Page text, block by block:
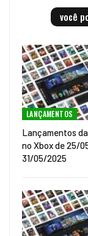
você
LANÇAMENTOS
Lançamentos
no Xbox de 25/
31/05/2025